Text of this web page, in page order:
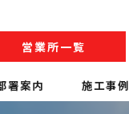
営業所一覧
署案内 施工事例